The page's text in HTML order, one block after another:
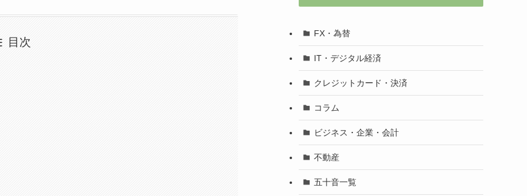
目次
FX・為替
IT・デジタル経済
クレジットカード・決済
コラム
ビジネス・企業・会計
不動産
五十音一覧